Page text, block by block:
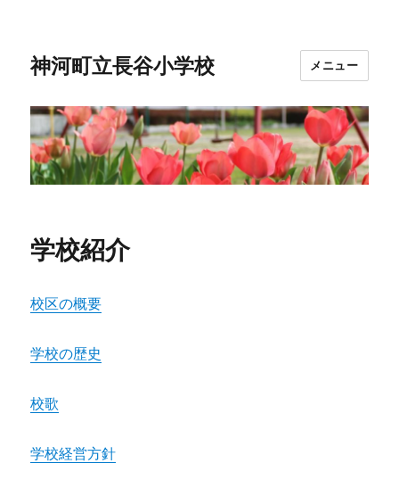
神河町立長谷小学校 メニュー
学校紹介
校区の概要
学校の歴史
校歌
学校経営方針